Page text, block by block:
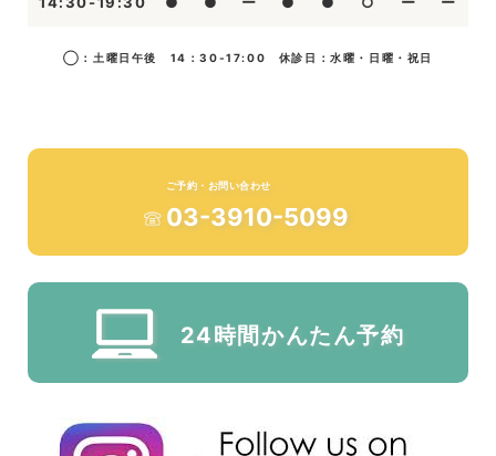
◯：土曜日午後 14：30-17:00 休診日：水曜・日曜・祝日
ご予約・お問い合わせ
03-3910-5099
24時間かんたん予約